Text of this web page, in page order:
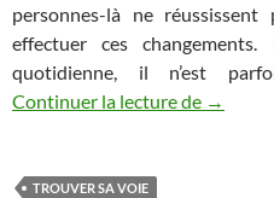
personnes-là ne
effectuer ces
quotidienne, il n’est
Continuer la lecture de
Les
→
TROUVER SA VOIE